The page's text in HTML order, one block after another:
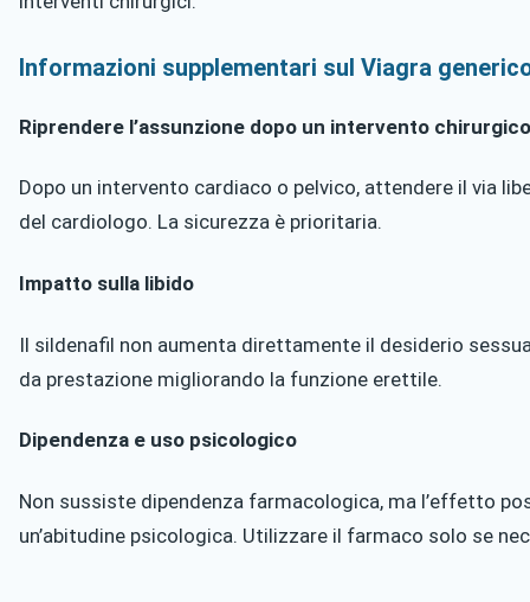
Informazioni supplementari sul Viagra
Riprendere l’assunzione dopo un intervento
Dopo un intervento cardiaco o pelvico, attendere il via
del cardiologo. La sicurezza è prioritaria.
Impatto sulla libido
Il sildenafil non aumenta direttamente il desiderio
da prestazione migliorando la funzione erettile.
Dipendenza e uso psicologico
Non sussiste dipendenza farmacologica, ma l’effetto
un’abitudine psicologica. Utilizzare il farmaco solo se